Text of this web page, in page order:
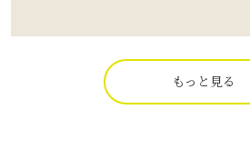
もっと見る